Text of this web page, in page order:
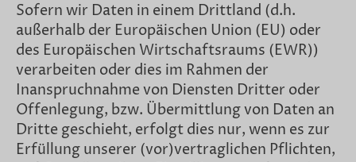
Sofern wir Daten in einem Drittland (d.h.
außerhalb der Europäischen Union (EU) oder
des Europäischen Wirtschaftsraums (EWR))
verarbeiten oder dies im Rahmen der
Inanspruchnahme von Diensten Dritter oder
Offenlegung, bzw. Übermittlung von Daten an
Dritte geschieht, erfolgt dies nur, wenn es zur
Erfüllung unserer (vor)vertraglichen Pflichten,